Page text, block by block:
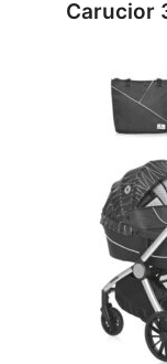
Carucior